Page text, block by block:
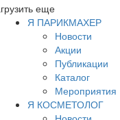
еще
Я ПАРИКМАХЕР
Новости
Акции
Публикации
Каталог
Мероприятия
Я КОСМЕТОЛОГ